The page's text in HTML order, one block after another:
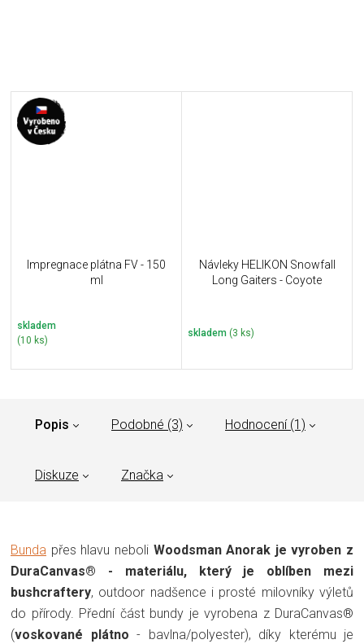
Impregnace plátna FV - 150
ml
skladem
(10 ks)
Návleky HELIKON Snowfall
Long Gaiters - Coyote
skladem (3 ks)
Popis Podobné (3) Hodnocení (1)
Diskuze Značka
Bunda přes hlavu neboliWoodsman Anorak je vyroben z
DuraCanvas® - materiálu, který je oblíben mezi
bushcraftery, outdoor nadšence i prosté milovníky výletů
do přírody. Přední část bundy je vyrobena z DuraCanvas®
(voskované plátno - bavlna/polyester), díky kterému je